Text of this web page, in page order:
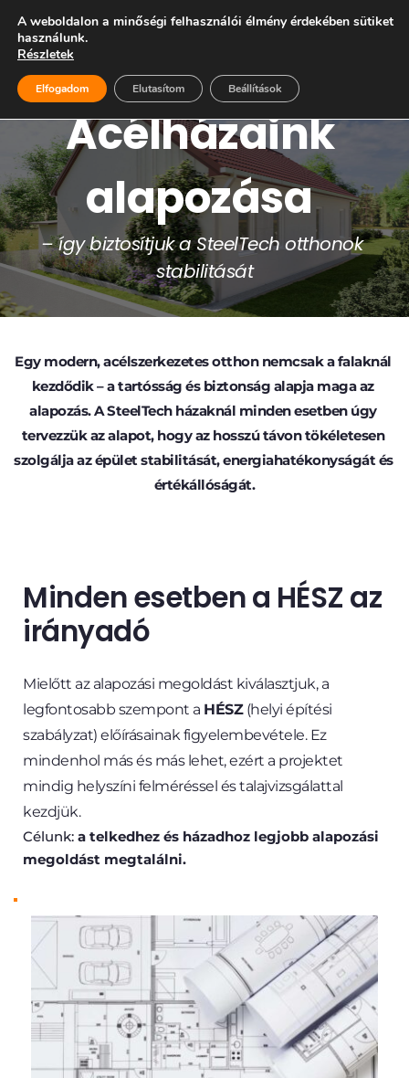
06 28 999 400
Acélházaink
alapozása
– így biztosítjuk a SteelTech otthonok
stabilitását
Egy modern, acélszerkezetes otthon nemcsak a falaknál
kezdődik – a tartósság és biztonság alapja maga az
alapozás. A SteelTech házaknál minden esetben úgy
tervezzük az alapot, hogy az hosszú távon tökéletesen
szolgálja az épület stabilitását, energiahatékonyságát és
értékállóságát.
Minden esetben a HÉSZ az
irányadó
Mielőtt az alapozási megoldást kiválasztjuk, a
legfontosabb szempont a HÉSZ (helyi építési
szabályzat) előírásainak figyelembevétele. Ez
mindenhol más és más lehet, ezért a projektet
mindig helyszíni felméréssel és talajvizsgálattal
kezdjük.
Célunk: a telkedhez és házadhoz legjobb alapozási
megoldást megtalálni.
A weboldalon a minőségi felhasználói élmény érdekében sütiket
használunk.
Részletek
Elfogadom Elutasítom Beállítások